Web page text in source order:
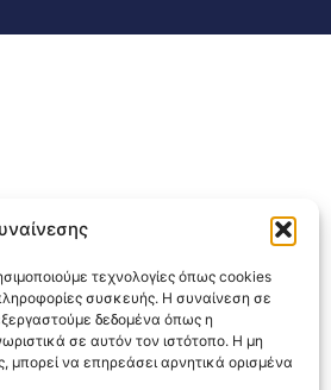
τεχνολογίες όπως cookies
συσκευής. Η συναίνεση σε
δεδομένα όπως η
σε αυτόν τον ιστότοπο. Η μη
να επηρεάσει αρνητικά ορισμένα